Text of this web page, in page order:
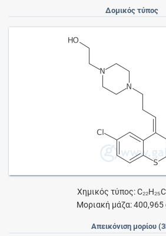
Δομικός τύπος
Χημικός τύπος:
Μοριακή μάζα: 400,965
Απεικόνιση μορίου